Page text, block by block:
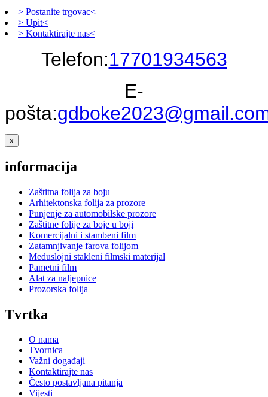
> Postanite trgovac<
> Upit<
> Kontaktirajte nas<
Telefon:17701934563
E-
pošta:
x
informacija
Zaštitna folija za boju
Arhitektonska folija za prozore
Punjenje za automobilske prozore
Zaštitne folije za boje u boji
Komercijalni i stambeni film
Zatamnjivanje farova folijom
Međuslojni stakleni filmski materijal
Pametni film
Alat za naljepnice
Prozorska folija
Tvrtka
O nama
Tvornica
Važni događaji
Kontaktirajte nas
Često postavljana pitanja
Vijesti